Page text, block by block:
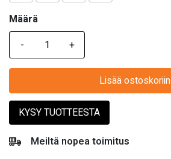
Määrä
Määrä
Lisää ostoskoriin
KYSY TUOTTEESTA
Meiltä nopea toimitus